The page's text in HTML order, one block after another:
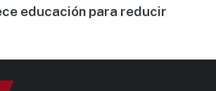
educación para reducir